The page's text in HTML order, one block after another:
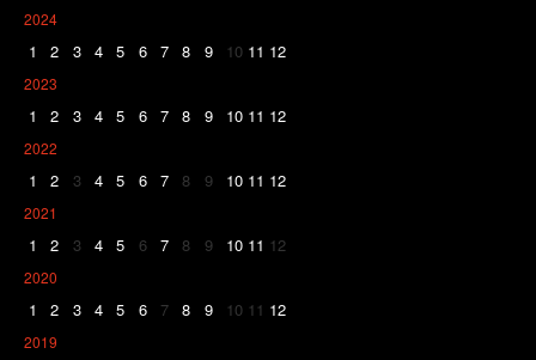
2024
1 2 3 4 5 6 7 8 9 10 11 12
2023
1 2 3 4 5 6 7 8 9 10 11 12
2022
1 2 3 4 5 6 7 8 9 10 11 12
2021
1 2 3 4 5 6 7 8 9 10 11 12
2020
1 2 3 4 5 6 7 8 9 10 11 12
2019